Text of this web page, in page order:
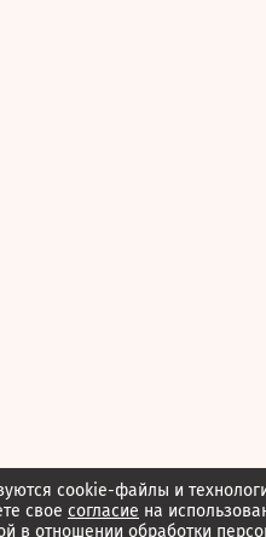
cookie-файлы и
свое согласие на
в отношении обработки